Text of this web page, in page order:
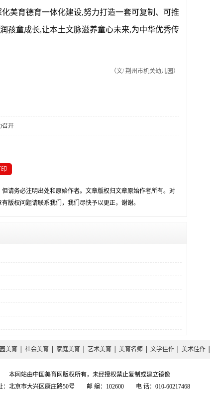
美育德育一体化建设,努力打造一套可复制、可推
孩童成长,让本土文脉滋养童心未来,为中华优秀传
（文/荆州市机关幼儿园 ）
召开
请务必注明出处和原始作者。文章版权归文章原始作者所有。对
版权问题请联系我们，我们尽快予以更正，谢谢。
美育 社会美育 家庭美育 艺术美育 美育名师 文学佳作│ 美术佳作│
本网站由中国美育网版权所有，未经授权禁止复制或建立镜像
：北京市大兴区康庄路50号 邮 编：102600 电 话：010-60217468